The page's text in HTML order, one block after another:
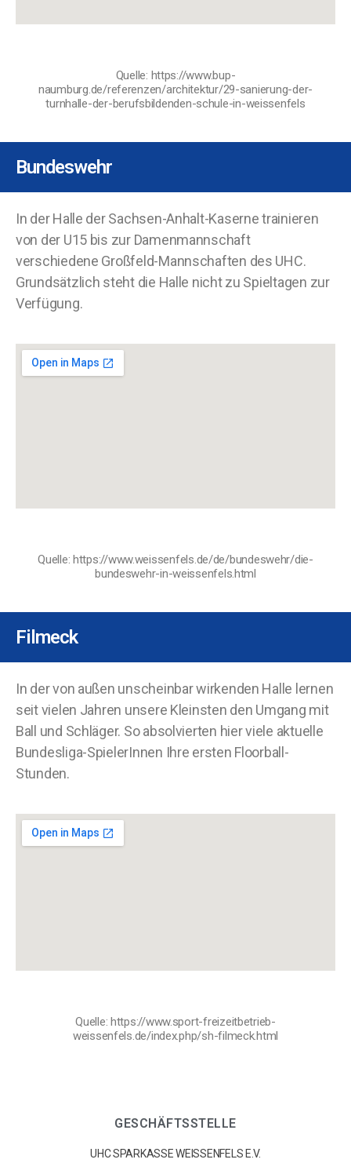
Quelle: https://www.bup-
naumburg.de/referenzen/architektur/29-sanierung-der-
turnhalle-der-berufsbildenden-schule-in-weissenfels
Bundeswehr
In der Halle der Sachsen-Anhalt-Kaserne trainieren
von der U15 bis zur Damenmannschaft
verschiedene Großfeld-Mannschaften des UHC.
Grundsätzlich steht die Halle nicht zu Spieltagen zur
Verfügung.
Quelle: https://www.weissenfels.de/de/bundeswehr/die-
bundeswehr-in-weissenfels.html
Filmeck
In der von außen unscheinbar wirkenden Halle lernen
seit vielen Jahren unsere Kleinsten den Umgang mit
Ball und Schläger. So absolvierten hier viele aktuelle
Bundesliga-SpielerInnen Ihre ersten Floorball-
Stunden.
Quelle: https://www.sport-freizeitbetrieb-
weissenfels.de/index.php/sh-filmeck.html
GESCHÄFTSSTELLE
UHC SPARKASSE WEISSENFELS E.V.